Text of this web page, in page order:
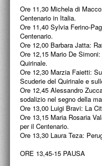
BIBLIOTECA
A.A.M.
RECENSIONI
MOSTRE
ARTISTI
DUETTI / DUELLI
LABORATORI DI
Ore 11,30 Michela di
Centenario in Italia.
Ore 11,40 Sylvia Ferino-
Centenario.
Ore 12,00 Barbara Jatta:
Ore 12,15 Mario De
Quirinale.
Ore 12,30 Marzia Faietti:
Scuderie del Quirinale e
Ore 12,45 Alessandro
sodalizio nel segno della
Ore 13,00 Luigi Bravi: La
Ore 13,15 Maria Rosaria
per il Centenario.
Ore 13,30 Laura Teza:
ORE 13,45-15 PAUSA